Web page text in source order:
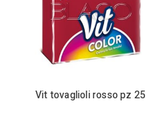
Vit tovaglioli rosso pz 25